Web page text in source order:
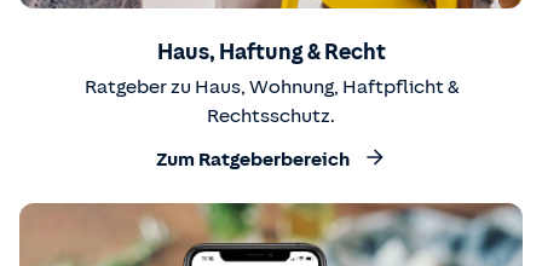
Haus, Haftung & Recht
Ratgeber zu Haus, Wohnung, Haftpflicht &
Rechtsschutz.
Zum Ratgeberbereich